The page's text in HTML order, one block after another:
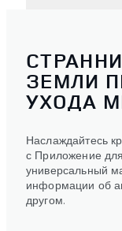
ЗЕМЛИ
УХОДА
Наслаждайтесь
с Приложение
универсальный
информации об
другом.